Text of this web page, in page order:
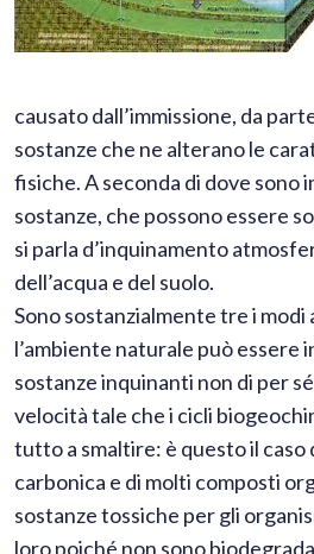
causato dall’immissione, da
sostanze che ne alterano le
fisiche. A seconda di dove sono
sostanze, che possono essere
si parla d’inquinamento
dell’acqua e del suolo.
Sono sostanzialmente tre i
l’ambiente naturale può
sostanze inquinanti non di per
velocità tale che i cicli
tutto a smaltire: è questo il caso
carbonica e di molti composti
sostanze tossiche per gli
loro poiché non sono